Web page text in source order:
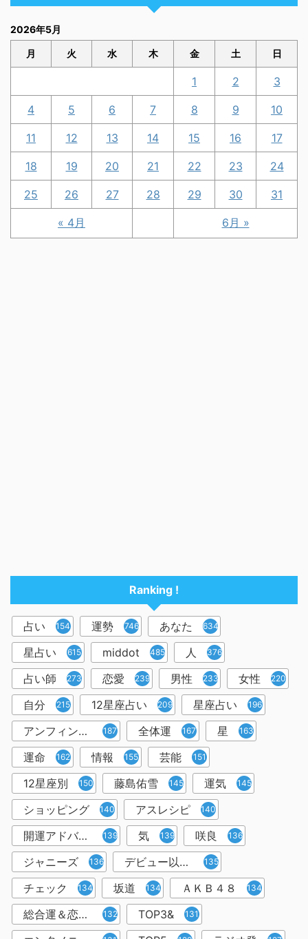
2026年5月
月 火 水 木 金 土 日
« 4月 6月 »
1 2 3
4 5 6 7 8 9 10
11 12 13 14 15 16 17
18 19 20 21 22 23 24
25 26 27 28 29 30 31
Ranking !
占い 1545 運勢 746 あなた 634
星占い 615 middot 485 人 376
占い師 273 恋愛 239 男性 233 女性 220
自分 215 12星座占い 209 星座占い 196
アンフィン先生 187 全体運 167 星 163
運命 162 情報 155 芸能 151
12星座別 150 藤島佑雪 145 運気 145
ショッピング 140 アスレシピ 140
開運アドバイザー＆占い師 139 気 139 咲良 136
ジャニーズ 136 デビュー以来１万人以上 135
チェック 134 坂道 134 ＡＫＢ４８ 134
総合運＆恋愛運 132 TOP3& 131